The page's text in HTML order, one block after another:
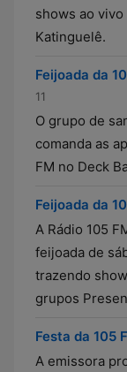
shows ao
Katinguelê.
Feijoada da
11
O grupo de
comanda as
FM no Deck
Feijoada da
A Rádio 105
feijoada de
trazendo
grupos
Festa da 105
A emissora